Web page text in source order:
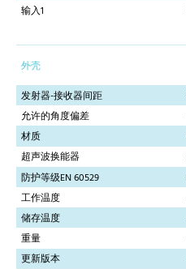
输入1
外壳
发射器-接收器间距
允许的角度偏差
材质
超声波换能器
防护等级EN 60529
工作温度
储存温度
重量
更新版本